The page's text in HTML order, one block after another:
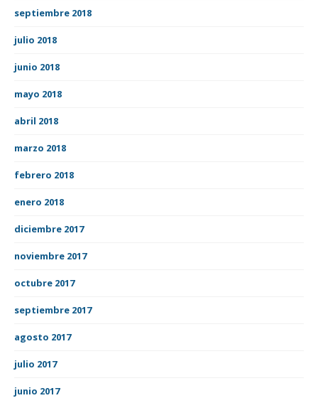
septiembre 2018
julio 2018
junio 2018
mayo 2018
abril 2018
marzo 2018
febrero 2018
enero 2018
diciembre 2017
noviembre 2017
octubre 2017
septiembre 2017
agosto 2017
julio 2017
junio 2017